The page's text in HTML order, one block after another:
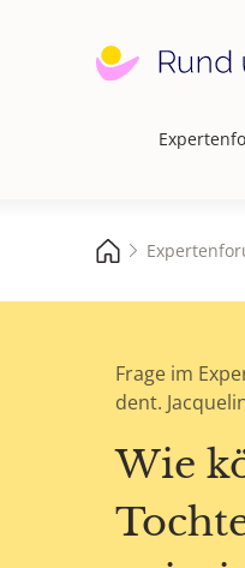
Hauptnavigation
Frage im
dent.
Wie